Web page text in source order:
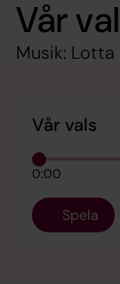
Vår
Musik: Lotta
Vår vals
0:00
Spela